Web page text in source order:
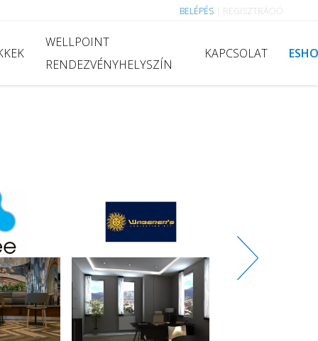
BELÉPÉS REGISZTRÁCIÓ
WELLPOINT
RENDEZVÉNYHELYSZÍN
KAPCSOLAT